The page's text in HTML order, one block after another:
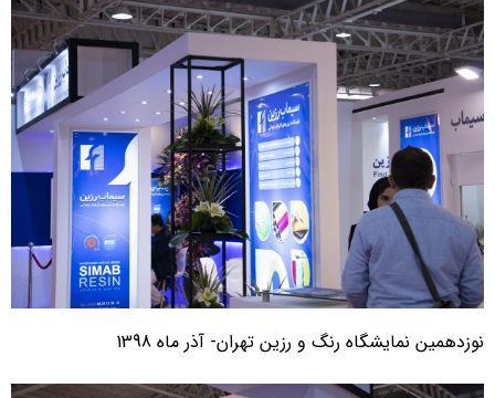
نوزدهمین نمایشگاه رنگ و رزین تهران- آذر ماه 1398